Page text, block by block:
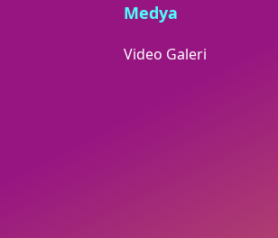
Medya
Video Galeri